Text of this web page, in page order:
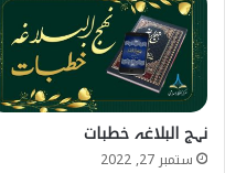
نہج البلاغہ خطبات
ستمبر 27, 2022